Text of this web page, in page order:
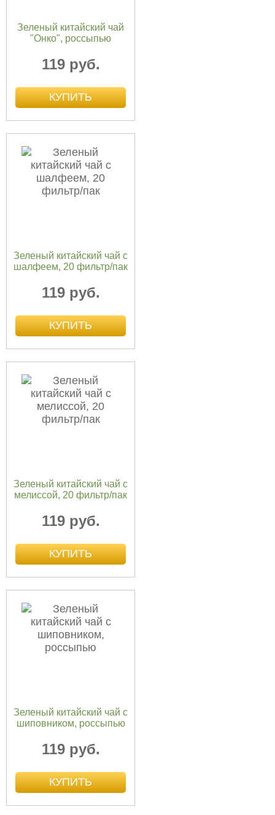
Зеленый китайский чай
"Онко", россыпью
119 руб.
Зеленый китайский чай с
шалфеем, 20 фильтр/пак
119 руб.
Зеленый китайский чай с
мелиссой, 20 фильтр/пак
119 руб.
Зеленый китайский чай с
шиповником, россыпью
119 руб.